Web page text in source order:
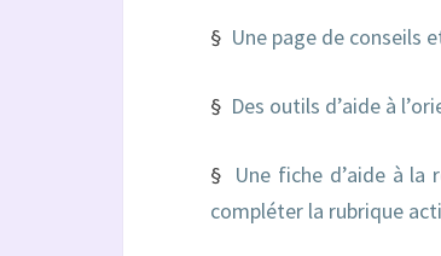
§ Une page de conseils
§ Des outils d’aide à
§ Une fiche d’aide à
compléter la rubrique